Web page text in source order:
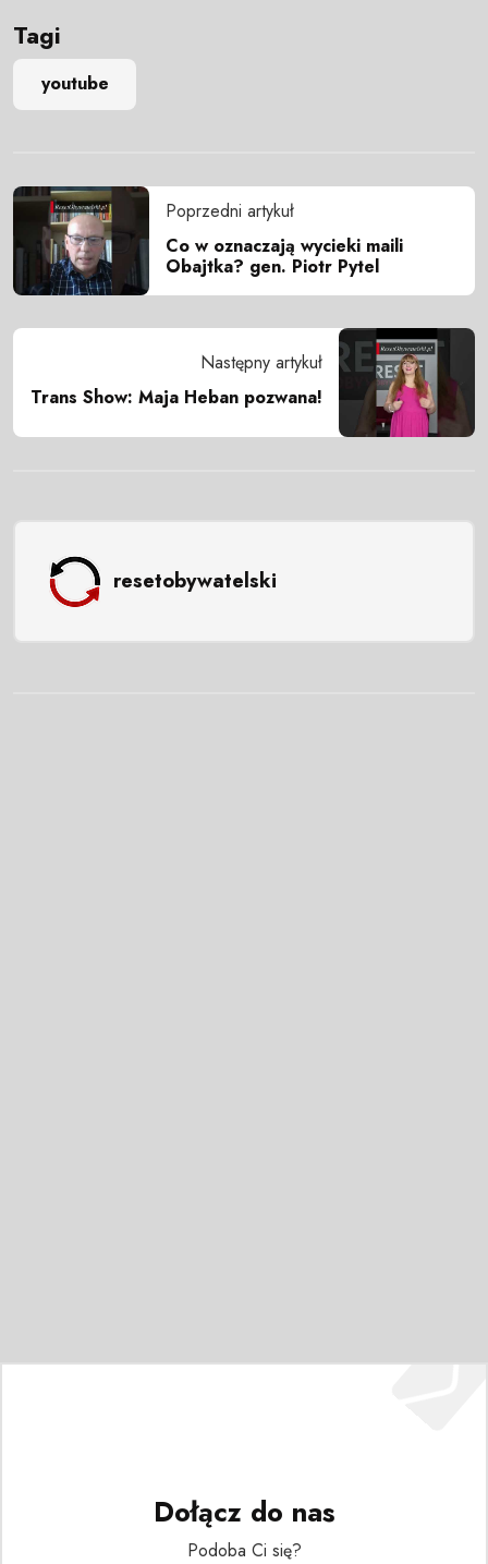
Tagi
youtube
Poprzedni artykuł
Co w oznaczają wycieki maili
Obajtka? gen. Piotr Pytel
Następny artykuł
Trans Show: Maja Heban pozwana!
resetobywatelski
Dołącz do nas
Podoba Ci się?